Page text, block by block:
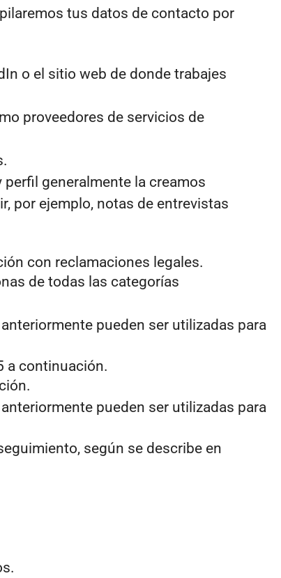
tus datos de contacto por
o el sitio web de donde trabajes
proveedores de servicios de
generalmente la creamos
por ejemplo, notas de entrevistas
con reclamaciones legales.
de todas las categorías
pueden ser utilizadas para
a continuación.
pueden ser utilizadas para
según se describe en